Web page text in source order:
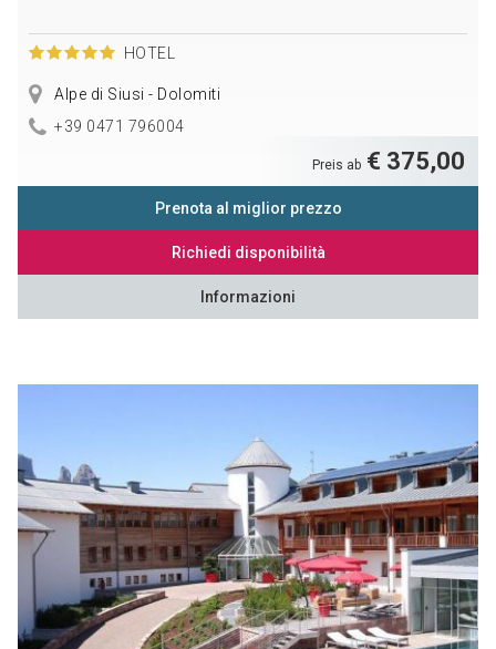
HOTEL
Alpe di Siusi - Dolomiti
+39 0471 796004
Preis ab € 375,00
Prenota al miglior prezzo
Richiedi disponibilità
Informazioni